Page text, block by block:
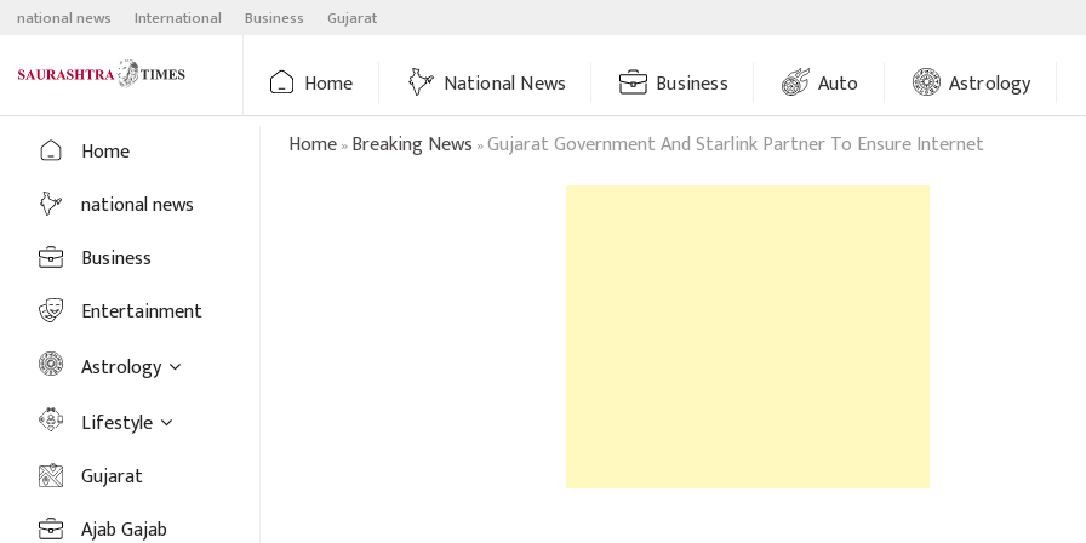
Skip
content
national news International Business Gujarat
Home National News Business Auto Astrology
Home
national news
Business
Entertainment
Astrology
Lifestyle
Gujarat
Ajab Gajab
Home»Breaking News »Gujarat Government And Starlink Partner To Ensure Internet